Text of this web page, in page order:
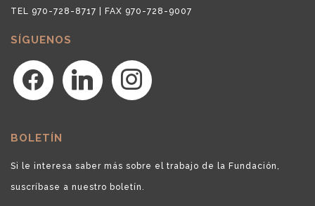
TEL 970-728-8717 | FAX 970-728-9007
SÍGUENOS
facebook linkedin instagram
BOLETÍN
Si le interesa saber más sobre el trabajo de la Fundación,
suscríbase a nuestro boletín.